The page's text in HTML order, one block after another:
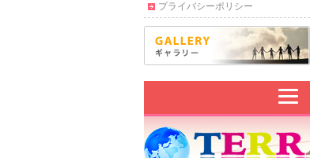
プライバシーポリシー